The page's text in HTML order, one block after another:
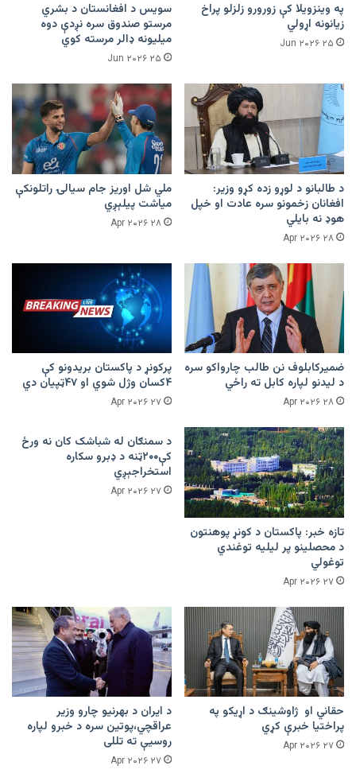
په وینزویلا کې زورورو زلزلو پراخ
زیانونه اړولي
۲۵ Jun ۲۰۲۶
سویس د افغانستان د بشري
مرستو صندوق سره نږدې دوه
میلیونه ډالر مرسته کوي
۲۵ Jun ۲۰۲۶
د طالبانو د لوړو زده کړو وزیر:
افغانان زخمونو سره عادت او خپل
هوډ نه بایلي
۲۸ Apr ۲۰۲۶
ملي شل اوریز جام سیالۍ راتلونکې
میاشت پیلېږي
۲۸ Apr ۲۰۲۶
ضمیرکابلوف نن طالب چارواکو سره
د لیدنو لپاره کابل ته راځي
۲۸ Apr ۲۰۲۶
پرکونړ د پاکستان بریدونو کې
۴کسان وژل شوي او ۴۷ټپیان دي
۲۷ Apr ۲۰۲۶
تازه خبر: پاکستان د کونړ پوهنتون
د محصلینو پر لیلیه توغندي
توغولي
۲۷ Apr ۲۰۲۶
د سمنګان له شباشک کان نه ورځ
کې۲۰۰ټنه د ډبرو سکاره
استخراجېږي
۲۷ Apr ۲۰۲۶
حقاني او ژاوشینګ د اړیکو په
پراختیا خبرې کړي
۲۷ Apr ۲۰۲۶
د ایران د بهرنیو چارو وزیر
عراقچي،پوتین سره د خبرو لپاره
روسیې ته تللی
۲۷ Apr ۲۰۲۶